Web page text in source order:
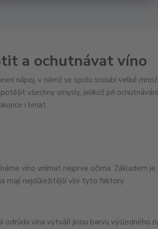
a ochutnávat víno
nápoj, v němž se spolu snoubí velké
všechny smysly, jelikož při
i hmat.
víno vnímat nejprve očima. Základem
mají nejdůležitější vliv tyto faktory:
odrůda vína vytváří jinou barvu výsledného